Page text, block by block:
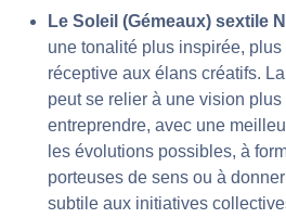
Le Soleil (Gémeaux) sextile
une tonalité plus inspirée,
réceptive aux élans créatifs.
peut se relier à une vision
entreprendre, avec une
les évolutions possibles, à
porteuses de sens ou à
subtile aux initiatives